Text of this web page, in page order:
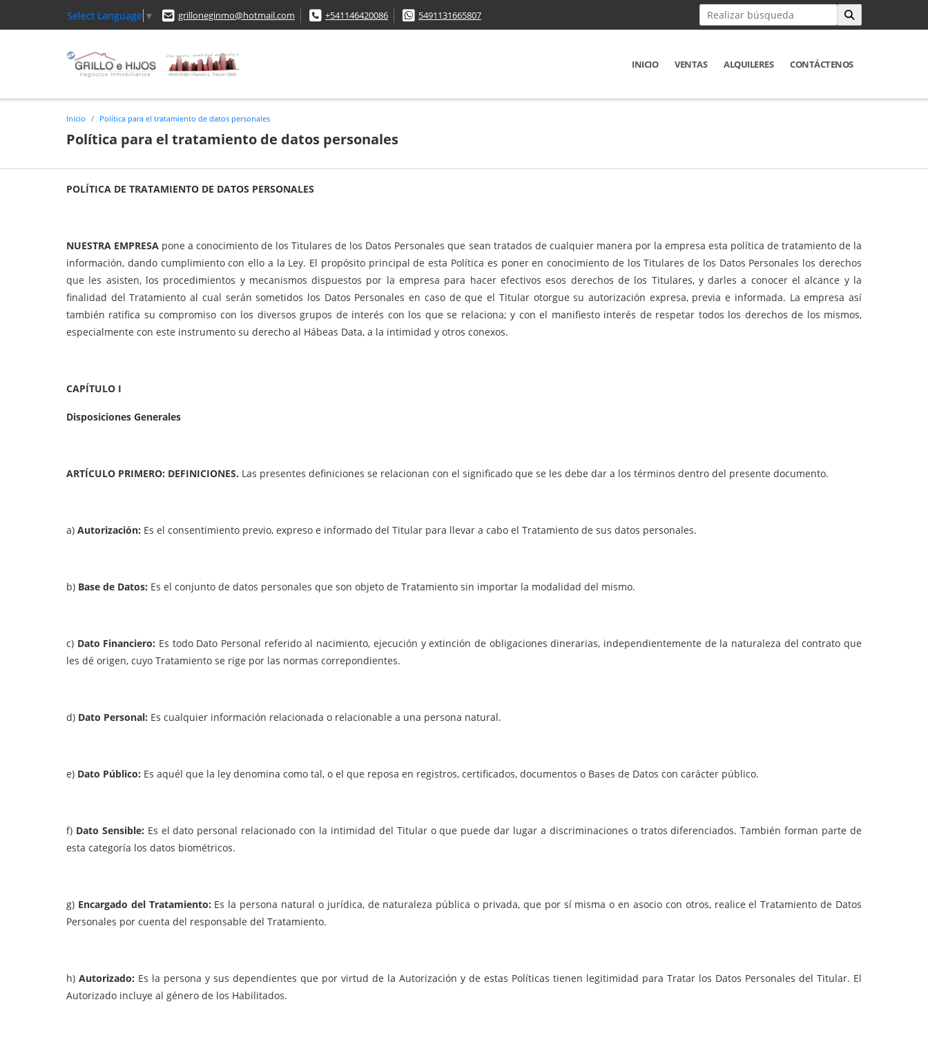
Select Language ▼ grilloneginmo@hotmail.com +541146420086 5491131665807
INICIO VENTAS ALQUILERES CONTÁCTENOS
Inicio Política para el tratamiento de datos personales
Política para el tratamiento de datos personales
POLÍTICA DE TRATAMIENTO DE DATOS PERSONALES
NUESTRA EMPRESA pone a conocimiento de los Titulares de los Datos Personales que sean tratados de cualquier manera por la empresa esta política de tratamiento de la
información, dando cumplimiento con ello a la Ley. El propósito principal de esta Política es poner en conocimiento de los Titulares de los Datos Personales los derechos
que les asisten, los procedimientos y mecanismos dispuestos por la empresa para hacer efectivos esos derechos de los Titulares, y darles a conocer el alcance y la
finalidad del Tratamiento al cual serán sometidos los Datos Personales en caso de que el Titular otorgue su autorización expresa, previa e informada. La empresa así
también ratifica su compromiso con los diversos grupos de interés con los que se relaciona; y con el manifiesto interés de respetar todos los derechos de los mismos,
especialmente con este instrumento su derecho al Hábeas Data, a la intimidad y otros conexos.
CAPÍTULO I
Disposiciones Generales
ARTÍCULO PRIMERO: DEFINICIONES. Las presentes definiciones se relacionan con el significado que se les debe dar a los términos dentro del presente documento.
a) Autorización: Es el consentimiento previo, expreso e informado del Titular para llevar a cabo el Tratamiento de sus datos personales.
b) Base de Datos: Es el conjunto de datos personales que son objeto de Tratamiento sin importar la modalidad del mismo.
c) Dato Financiero: Es todo Dato Personal referido al nacimiento, ejecución y extinción de obligaciones dinerarias, independientemente de la naturaleza del contrato que
les dé origen, cuyo Tratamiento se rige por las normas correpondientes.
d) Dato Personal: Es cualquier información relacionada o relacionable a una persona natural.
e) Dato Público: Es aquél que la ley denomina como tal, o el que reposa en registros, certificados, documentos o Bases de Datos con carácter público.
f) Dato Sensible: Es el dato personal relacionado con la intimidad del Titular o que puede dar lugar a discriminaciones o tratos diferenciados. También forman parte de
esta categoría los datos biométricos.
g) Encargado del Tratamiento: Es la persona natural o jurídica, de naturaleza pública o privada, que por sí misma o en asocio con otros, realice el Tratamiento de Datos
Personales por cuenta del responsable del Tratamiento.
h) Autorizado: Es la persona y sus dependientes que por virtud de la Autorización y de estas Políticas tienen legitimidad para Tratar los Datos Personales del Titular. El
Autorizado incluye al género de los Habilitados.